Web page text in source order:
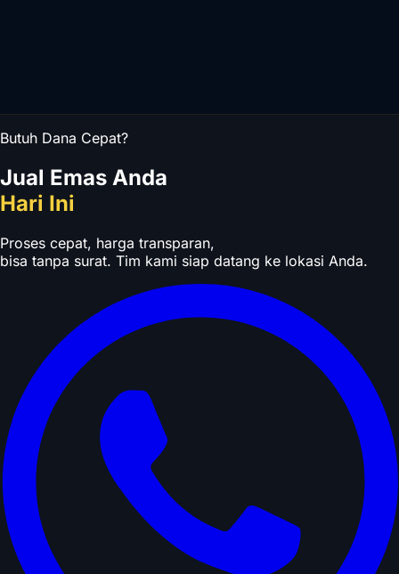
Butuh Dana Cepat?
Jual Emas Anda
Hari Ini
Proses cepat, harga transparan,
bisa tanpa surat. Tim kami siap datang ke lokasi Anda.